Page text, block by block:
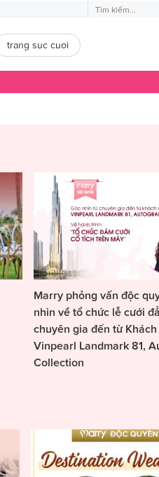
trang suc cuoi
Marry phỏng vấn độc
nhìn về tổ chức lễ cưới
chuyên gia đến từ Khách
Vinpearl Landmark 81,
Collection